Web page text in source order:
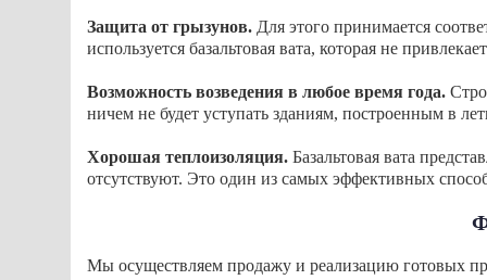
Защита от грызунов. Для этого принимается
используется базальтовая вата, которая не
Возможность возведения в любое время года.
ничем не будет уступать зданиям, построенным в
Хорошая теплоизоляция. Базальтовая вата
отсутствуют. Это один из самых эффективных
Мы осуществляем продажу и реализацию готовых